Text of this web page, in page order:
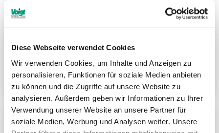
Diese Webseite verwendet Cookies
Wir verwenden Cookies, um Inhalte und Anzeigen zu
personalisieren, Funktionen für soziale Medien anbieten
zu können und die Zugriffe auf unsere Website zu
analysieren. Außerdem geben wir Informationen zu Ihrer
Verwendung unserer Website an unsere Partner für
soziale Medien, Werbung und Analysen weiter. Unsere
Drahtseile (verzinkt) Konfigurator
Weitere Informationen